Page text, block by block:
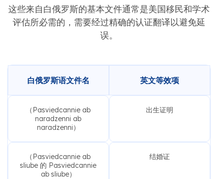
这些来自白俄罗斯的基本文件通常是美国移民和学术
评估所必需的，需要经过精确的认证翻译以避免延
误。
白俄罗斯语文件名 英文等效项
（Pasviedcannie ab
naradzenni ab
naradzenni）
出生证明
（Pasviedcannie ab
sliube 的 Pasviedcannie
ab sliube）
结婚证